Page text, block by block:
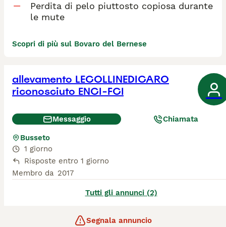
Perdita di pelo piuttosto copiosa durante
le mute
Scopri di più sul Bovaro del Bernese
allevamento LECOLLINEDICARO
riconosciuto ENCI-FCI
Messaggio Chiamata
Busseto
1 giorno
Risposte entro 1 giorno
Membro da 2017
Tutti gli annunci (2)
Segnala annuncio